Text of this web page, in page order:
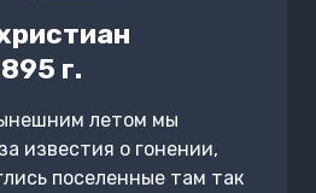
г.
летом мы
известия о гонении,
поселенные там так